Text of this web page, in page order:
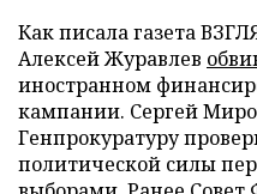
Как писала газета
Алексей Журавлев
иностранном
кампании. Сергей
Генпрокуратуру
политической силы